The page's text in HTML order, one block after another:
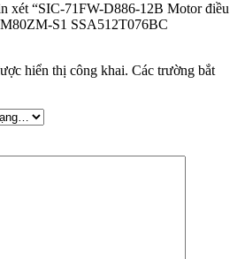
xét “SIC-71FW-D886-12B Motor điều
S1 SSA512T076BC
hiển thị công khai. Các trường bắt